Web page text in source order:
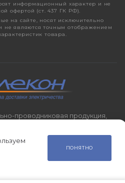
информационный характер и не
офертой (ст. 437 ГК РФ).
на сайте, носят исключительно
не являются точным отображением
товара.
проводниковая продукция,
ПОНЯТНО